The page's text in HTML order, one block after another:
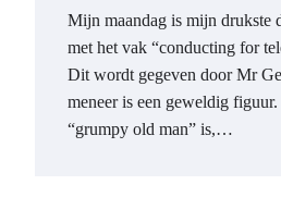
Mijn maandag is mijn drukste
met het vak “conducting for
Dit wordt gegeven door Mr
meneer is een geweldig
“grumpy old man” is,…